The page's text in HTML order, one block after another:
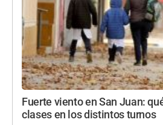
Fuerte viento en San Juan:
clases en los distintos turnos